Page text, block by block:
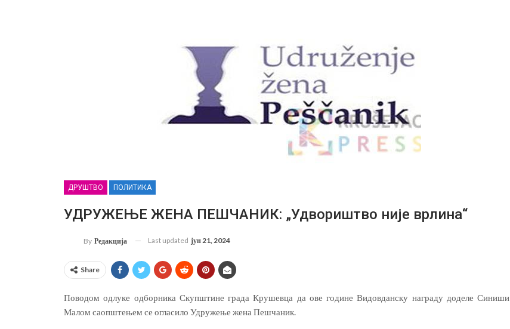
ДРУШТВО ПОЛИТИКА
УДРУЖЕЊЕ ЖЕНА ПЕШЧАНИК: „Удвориштво није врлина“
By Редакција Last updated јун 21, 2024
Share
Поводом одлуке одборника Скупштине града Крушевца да ове године Видовданску награду доделе Синиши
Малом саопштењем се огласило Удружење жена Пешчаник.